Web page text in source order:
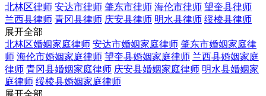
北林区律师 安达市律师 肇东市律师 海伦市律师 望奎县律师
兰西县律师 青冈县律师 庆安县律师 明水县律师 绥棱县律师
展开全部
北林区婚姻家庭律师 安达市婚姻家庭律师 肇东市婚姻家庭律
师 海伦市婚姻家庭律师 望奎县婚姻家庭律师 兰西县婚姻家庭
律师 青冈县婚姻家庭律师 庆安县婚姻家庭律师 明水县婚姻家
庭律师 绥棱县婚姻家庭律师
展开全部